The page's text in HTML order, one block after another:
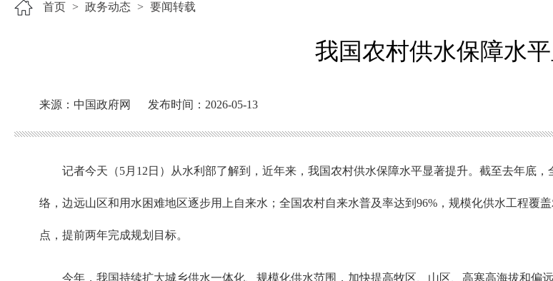
首页 > 政务动态 > 要闻转载
我国农村供水保障水
来源：中国政府网 发布时间：2026-05-13
记者今天（5月12日）从水利部了解到，近年来，我国农村供水保障水平显著提升。截至去年底
络，边远山区和用水困难地区逐步用上自来水；全国农村自来水普及率达到96%，规模化供水工程覆
点，提前两年完成规划目标。
今年，我国持续扩大城乡供水一体化、规模化供水范围，加快提高牧区、山区、高寒高海拔和